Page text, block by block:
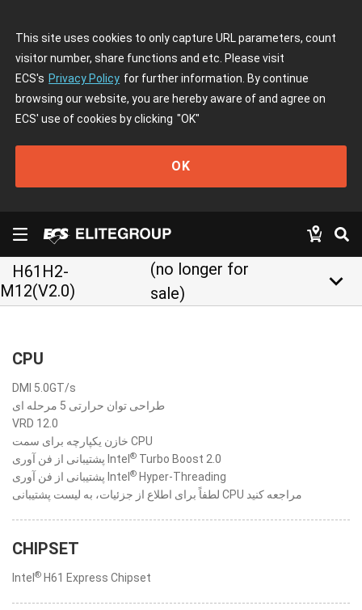
This site uses cookies to only capture URL parameters, count
visitor number, share functions and etc. Please visit
ECS's Privacy Policy for further information. By continue
browsing our website, you are hereby aware of and agree on
ECS' use of cookies by clicking "OK"
OK
H61H2-
M12(V2.0)
(no longer for
sale)
keyboard_arrow_down
CPU
DMI 5.0GT/s
طراحی توان حرارتی 5 مرحله ای
VRD 12.0
خازن یکپارچه برای سمت CPU
پشتیبانی از فن آوری Intel ® Turbo Boost 2.0
پشتیبانی از فن آوری Intel ® Hyper-Threading
لطفاً برای اطلاع از جزئیات، به لیست پشتیبانی CPU مراجعه کنید
CHIPSET
Intel ® H61 Express Chipset